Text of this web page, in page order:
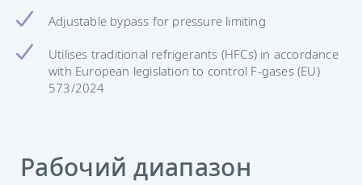
Adjustable bypass for pressure limiting
Utilises traditional refrigerants (HFCs) in accordance
with European legislation to control F-gases (EU)
573/2024
Рабочий диапазон